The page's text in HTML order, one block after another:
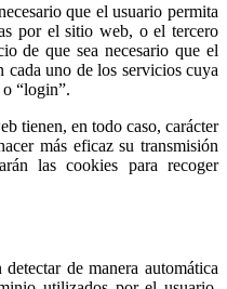
que el usuario permita
por el sitio web, o el tercero
de que sea necesario que el
cada uno de los servicios cuya
“login”.
tienen, en todo caso, carácter
más eficaz su transmisión
las cookies para recoger
de manera automática